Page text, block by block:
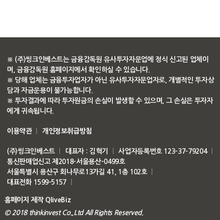
※ (주)씽크인베스트는 금융감독원 유사투자자문업에 정식 신고된 업체이
며, 금융감독원 홈페이지에서 확인하실 수 있습니다.
※ 당해 업체는 금융투자업자가 아닌 유사투자자문업자로, 개별적인 투자상
담과 자금운용이 불가능합니다.
※ 투자결과에 따라 투자원금의 손실이 발생할 수 있으며, 그 손실은 투자자
에게 귀속됩니다.
이용약관ㅣ 개인정보취급방침
(주)씽크인베스트ㅣ 대표자 : 김혁기 사업자등록번호 123-37-79204ㅣ
통신판매업신고 제2018-서울용산-0499호
서울특별시 용산구 회나무로13가길 41, 1층 102호ㅣ
대표전화 1599-5157
홈페이지 제작 QliveBiz
© 2018 thinkinvest Co.,Ltd All Rights Reserved.